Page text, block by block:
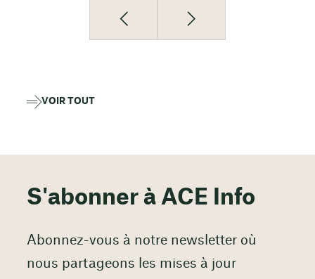
VOIR TOUT
S'abonner à ACE Info
Abonnez-vous à notre newsletter où
nous partageons les mises à jour